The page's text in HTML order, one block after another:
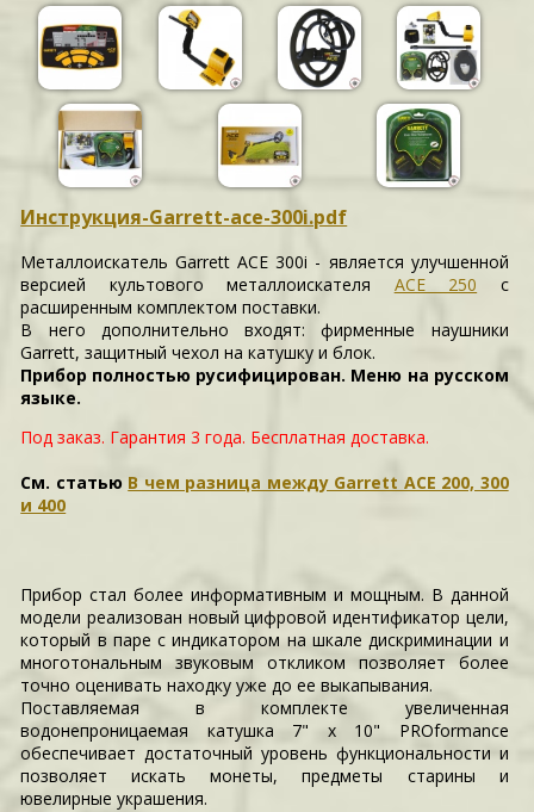
Инструкция-Garrett-ace-300i.pdf
Металлоискатель Garrett ACE 300i - является улучшенной
версией культового металлоискателя ACE 250 с
расширенным комплектом поставки.
В него дополнительно входят: фирменные наушники
Garrett, защитный чехол на катушку и блок.
Прибор полностью русифицирован. Меню на русском
языке.
Под заказ. Гарантия 3 года. Бесплатная доставка.
См. статью В чем разница между Garrett ACE 200, 300
и 400
Прибор стал более информативным и мощным. В данной
модели реализован новый цифровой идентификатор цели,
который в паре с индикатором на шкале дискриминации и
многотональным звуковым откликом позволяет более
точно оценивать находку уже до ее выкапывания.
Поставляемая в комплекте увеличенная
водонепроницаемая катушка 7" x 10" PROformance
обеспечивает достаточный уровень функциональности и
позволяет искать монеты, предметы старины и
ювелирные украшения.